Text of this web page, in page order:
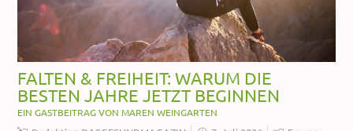
FALTEN & FREIHEIT: WARUM DIE
BESTEN JAHRE JETZT BEGINNEN
EIN GASTBEITRAG VON MAREN WEINGARTEN